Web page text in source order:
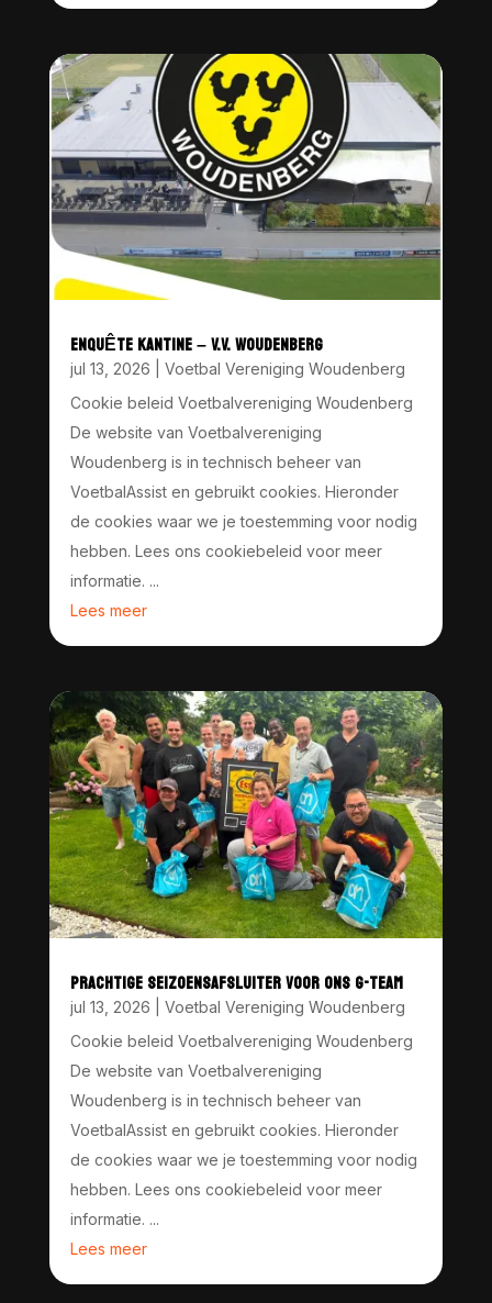
ENQUÊTE KANTINE – V.V. WOUDENBERG
jul 13, 2026
Voetbal Vereniging Woudenberg
Cookie beleid Voetbalvereniging Woudenberg
De website van Voetbalvereniging
Woudenberg is in technisch beheer van
VoetbalAssist en gebruikt cookies. Hieronder
de cookies waar we je toestemming voor nodig
hebben. Lees ons cookiebeleid voor meer
informatie. ...
Lees meer
PRACHTIGE SEIZOENSAFSLUITER VOOR ONS G-TEAM
jul 13, 2026
Voetbal Vereniging Woudenberg
Cookie beleid Voetbalvereniging Woudenberg
De website van Voetbalvereniging
Woudenberg is in technisch beheer van
VoetbalAssist en gebruikt cookies. Hieronder
de cookies waar we je toestemming voor nodig
hebben. Lees ons cookiebeleid voor meer
informatie. ...
Lees meer